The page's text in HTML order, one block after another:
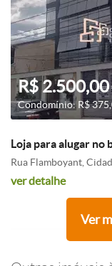
R$ 2.500,00
Condomínio: R$
Loja para alugar no
Rua Flamboyant,
ver detalhe
Ver